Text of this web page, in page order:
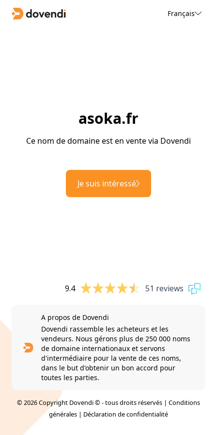
Français
asoka.fr
Ce nom de domaine est en vente via Dovendi
Je suis intéressé
9.4 51 reviews
A propos de Dovendi
Dovendi rassemble les acheteurs et les
vendeurs. Nous gérons plus de 250 000 noms
de domaine internationaux et servons
d'intermédiaire pour la vente de ces noms,
dans le but d'obtenir un bon accord pour
toutes les parties.
© 2026 Copyright Dovendi © - tous droits réservés | Conditions
générales | Déclaration de confidentialité